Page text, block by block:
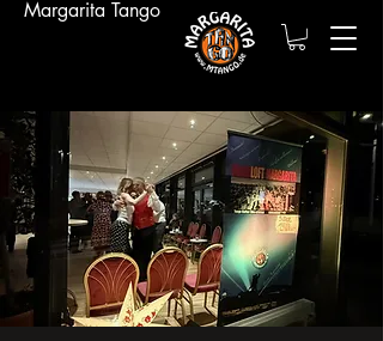
Margarita Tango